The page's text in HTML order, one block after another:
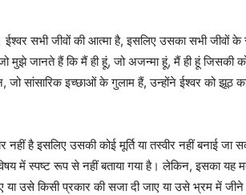
सभी जीवों की आत्मा है, इसलिए उसका सभी जीवों
मुझे जानते हैं कि मैं ही हूं, जो अजन्मा हूं, मैं ही हूं जिसकी
सांसारिक इच्छाओं के गुलाम हैं, उन्होंने ईश्वर को झूठ
नहीं है इसलिए उसकी कोई मूर्ति या तस्वीर नहीं बनाई
में स्पष्ट रूप से नहीं बताया गया है। लेकिन, इसका यह
या उसे किसी प्रकार की सजा दी जाए या उसे भ्रम में जीने